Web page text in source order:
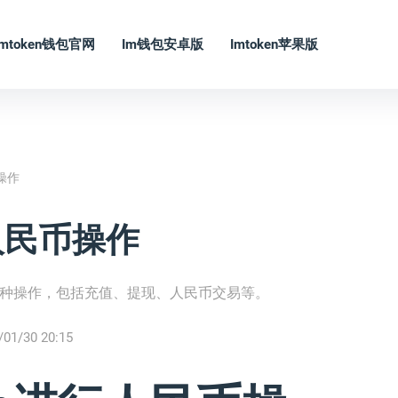
钱包官网 Im钱包安卓版 Imtoken苹果版
作
币操作
操作，包括充值、提现、人民币交易等。
30 20:15